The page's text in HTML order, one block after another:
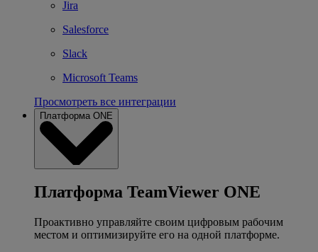
Jira
Salesforce
Slack
Microsoft Teams
Просмотреть все интеграции
Платформа ONE
Платформа TeamViewer ONE
Проактивно управляйте своим цифровым рабочим
местом и оптимизируйте его на одной платформе.